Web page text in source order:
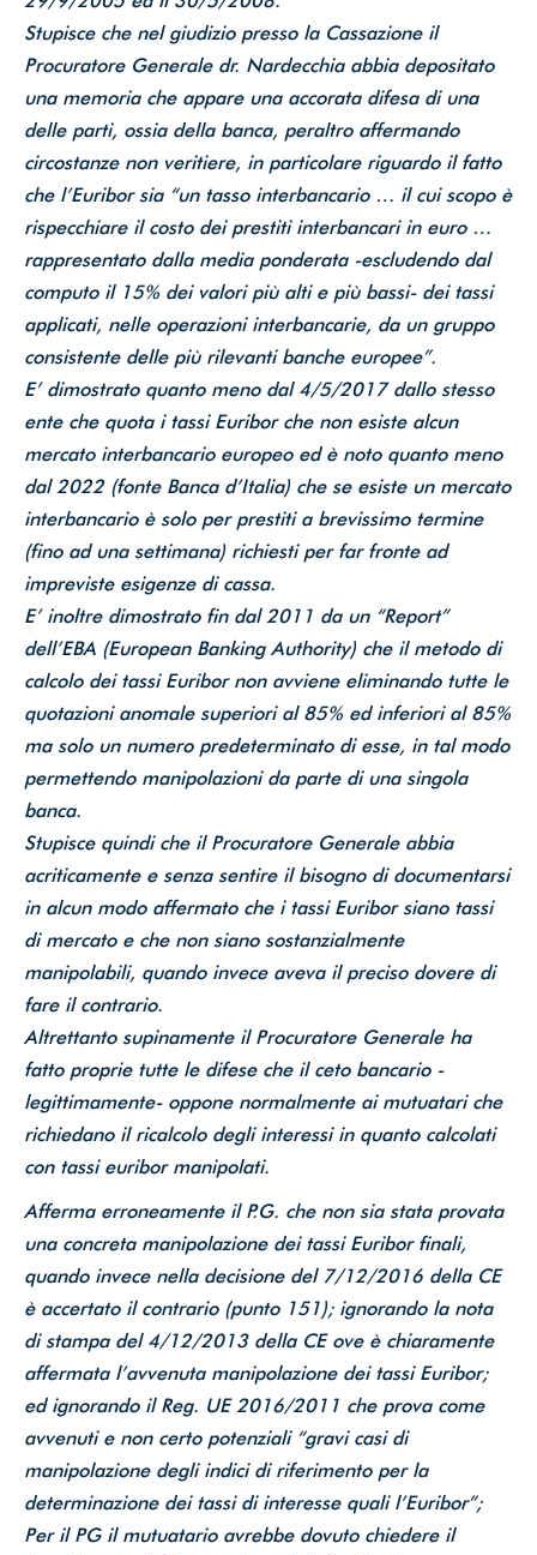
Stupisce che nel giudizio presso la Cassazione il
Procuratore Generale dr. Nardecchia abbia depositato
una memoria che appare una accorata difesa di una
delle parti, ossia della banca, peraltro affermando
circostanze non veritiere, in particolare riguardo il fatto
che l’Euribor sia “un tasso interbancario … il cui scopo è
rispecchiare il costo dei prestiti interbancari in euro …
rappresentato dalla media ponderata -escludendo dal
computo il 15% dei valori più alti e più bassi- dei tassi
applicati, nelle operazioni interbancarie, da un gruppo
consistente delle più rilevanti banche europee”.
E’ dimostrato quanto meno dal 4/5/2017 dallo stesso
ente che quota i tassi Euribor che non esiste alcun
mercato interbancario europeo ed è noto quanto meno
dal 2022 (fonte Banca d’Italia) che se esiste un mercato
interbancario è solo per prestiti a brevissimo termine
(fino ad una settimana) richiesti per far fronte ad
impreviste esigenze di cassa.
E’ inoltre dimostrato fin dal 2011 da un “Report”
dell’EBA (European Banking Authority) che il metodo di
calcolo dei tassi Euribor non avviene eliminando tutte le
quotazioni anomale superiori al 85% ed inferiori al 85%
ma solo un numero predeterminato di esse, in tal modo
permettendo manipolazioni da parte di una singola
banca.
Stupisce quindi che il Procuratore Generale abbia
acriticamente e senza sentire il bisogno di documentarsi
in alcun modo affermato che i tassi Euribor siano tassi
di mercato e che non siano sostanzialmente
manipolabili, quando invece aveva il preciso dovere di
fare il contrario.
Altrettanto supinamente il Procuratore Generale ha
fatto proprie tutte le difese che il ceto bancario -
legittimamente- oppone normalmente ai mutuatari che
richiedano il ricalcolo degli interessi in quanto calcolati
con tassi euribor manipolati.
Afferma erroneamente il P.G. che non sia stata provata
una concreta manipolazione dei tassi Euribor finali,
quando invece nella decisione del 7/12/2016 della CE
è accertato il contrario (punto 151); ignorando la nota
di stampa del 4/12/2013 della CE ove è chiaramente
affermata l’avvenuta manipolazione dei tassi Euribor;
ed ignorando il Reg. UE 2016/2011 che prova come
avvenuti e non certo potenziali “gravi casi di
manipolazione degli indici di riferimento per la
determinazione dei tassi di interesse quali l’Euribor”;
Per il PG il mutuatario avrebbe dovuto chiedere il